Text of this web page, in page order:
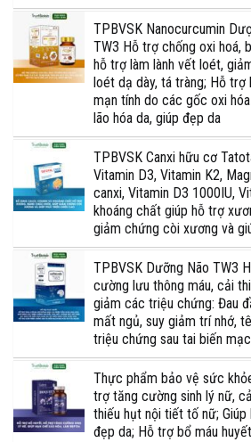
TPBVSK Nanocurcumin
TW3 Hỗ trợ chống oxi hoá,
hỗ trợ làm lành vết loét,
loét dạ dày, tá tràng; Hỗ
mạn tính do các gốc oxi
lão hóa da, giúp đẹp da
TPBVSK Canxi hữu cơ
Vitamin D3, Vitamin K2,
canxi, Vitamin D3 1000IU,
khoáng chất giúp hỗ trợ
giảm chứng còi xương và
TPBVSK Dưỡng Não TW3
cường lưu thông máu, cải
giảm các triệu chứng: Đau
mất ngủ, suy giảm trí nhớ,
triệu chứng sau tai biến
Thực phẩm bảo vệ sức
trợ tăng cường sinh lý nữ,
thiếu hụt nội tiết tố nữ; Giúp
đẹp da; Hỗ trợ bổ máu huyết